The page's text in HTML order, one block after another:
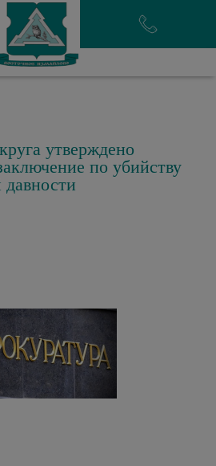
утверждено
по убийству
давности